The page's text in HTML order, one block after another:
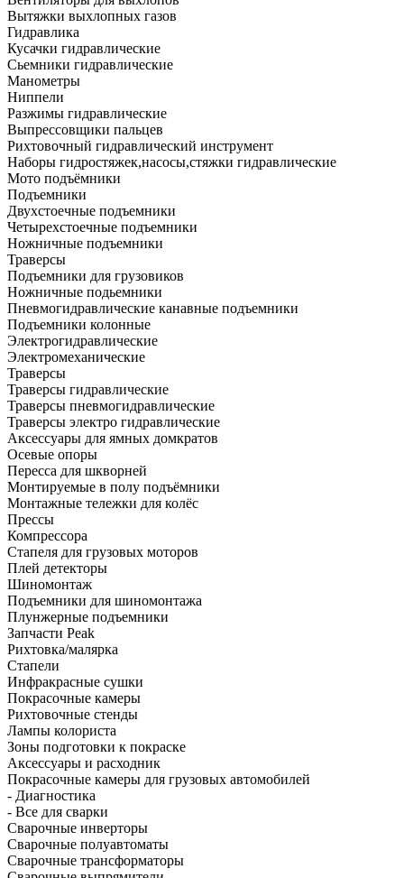
Вытяжки выхлопных газов
Гидравлика
Кусачки гидравлические
Сьемники гидравлические
Манометры
Ниппели
Разжимы гидравлические
Выпрессовщики пальцев
Рихтовочный гидравлический инструмент
Наборы гидростяжек,насосы,стяжки гидравлические
Мото подъёмники
Подъемники
Двухстоечные подъемники
Четырехстоечные подъемники
Ножничные подъемники
Траверсы
Подъемники для грузовиков
Ножничные подьемники
Пневмогидравлические канавные подъемники
Подъемники колонные
Электрогидравлические
Электромеханические
Траверсы
Траверсы гидравлические
Траверсы пневмогидравлические
Траверсы электро гидравлические
Аксессуары для ямных домкратов
Осевые опоры
Пересса для шкворней
Монтируемые в полу подъёмники
Монтажные тележки для колёс
Прессы
Компрессора
Стапеля для грузовых моторов
Плей детекторы
Шиномонтаж
Подъемники для шиномонтажа
Плунжерные подъемники
Запчасти Peak
Рихтовка/малярка
Стапели
Инфракрасные сушки
Покрасочные камеры
Рихтовочные стенды
Лампы колориста
Зоны подготовки к покраске
Аксессуары и расходник
Покрасочные камеры для грузовых автомобилей
- Диагностика
- Все для сварки
Сварочные инверторы
Сварочные полуавтоматы
Сварочные трансформаторы